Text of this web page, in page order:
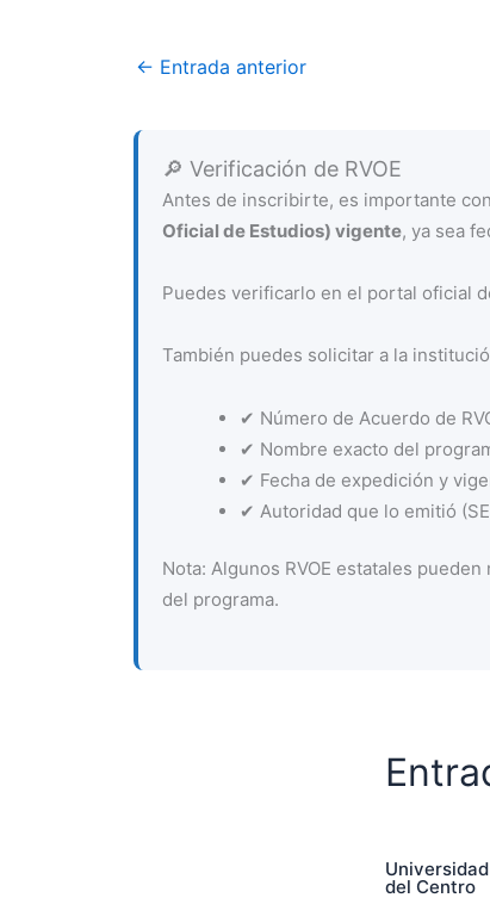
← Entrada anterior
🔎 Verificación de RVOE
Antes de inscribirte, es importante
Oficial de Estudios) vigente, ya sea
Puedes verificarlo en el portal oficial
También puedes solicitar a la
✔ Número de Acuerdo de
✔ Nombre exacto del
✔ Fecha de expedición y
✔ Autoridad que lo emitió
Nota: Algunos RVOE estatales
del programa.
del Centro